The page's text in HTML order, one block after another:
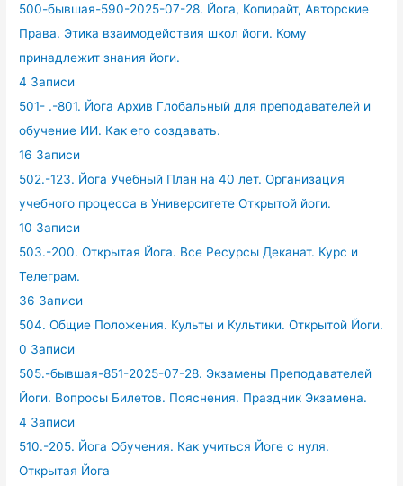
500-бывшая-590-2025-07-28. Йога, Копирайт, Авторские
Права. Этика взаимодействия школ йоги. Кому
принадлежит знания йоги.
4 Записи
501- .-801. Йога Архив Глобальный для преподавателей и
обучение ИИ. Как его создавать.
16 Записи
502.-123. Йога Учебный План на 40 лет. Организация
учебного процесса в Университете Открытой йоги.
10 Записи
503.-200. Открытая Йога. Все Ресурсы Деканат. Курс и
Телеграм.
36 Записи
504. Общие Положения. Культы и Культики. Открытой Йоги.
0 Записи
505.-бывшая-851-2025-07-28. Экзамены Преподавателей
Йоги. Вопросы Билетов. Пояснения. Праздник Экзамена.
4 Записи
510.-205. Йога Обучения. Как учиться Йоге с нуля.
Открытая Йога